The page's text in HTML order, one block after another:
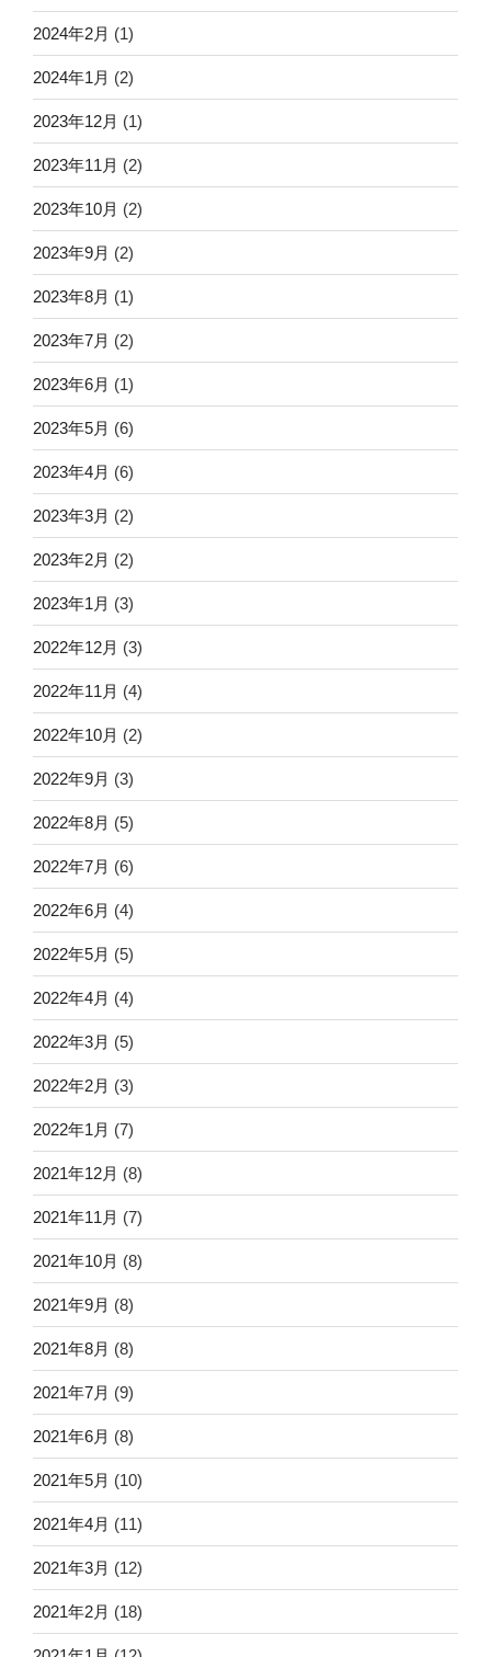
2024年2月 (1)
2024年1月 (2)
2023年12月 (1)
2023年11月 (2)
2023年10月 (2)
2023年9月 (2)
2023年8月 (1)
2023年7月 (2)
2023年6月 (1)
2023年5月 (6)
2023年4月 (6)
2023年3月 (2)
2023年2月 (2)
2023年1月 (3)
2022年12月 (3)
2022年11月 (4)
2022年10月 (2)
2022年9月 (3)
2022年8月 (5)
2022年7月 (6)
2022年6月 (4)
2022年5月 (5)
2022年4月 (4)
2022年3月 (5)
2022年2月 (3)
2022年1月 (7)
2021年12月 (8)
2021年11月 (7)
2021年10月 (8)
2021年9月 (8)
2021年8月 (8)
2021年7月 (9)
2021年6月 (8)
2021年5月 (10)
2021年4月 (11)
2021年3月 (12)
2021年2月 (18)